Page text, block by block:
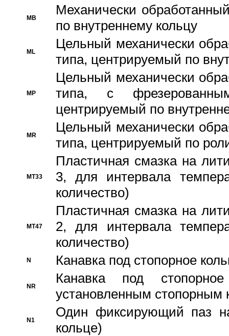
MB
Механически
по внутреннему кольцу
ML
Цельный механически
типа, центрируемый по
MP
Цельный механически
типа, с
центрируемый по
MR
Цельный механически
типа, центрируемый по
MT33
Пластичная смазка на
3, для интервала
количество)
MT47
Пластичная смазка на
2, для интервала
количество)
N Канавка под стопорное
NR
Канавка под
установленным стопорным
N1
Один фиксирующий паз
кольце)